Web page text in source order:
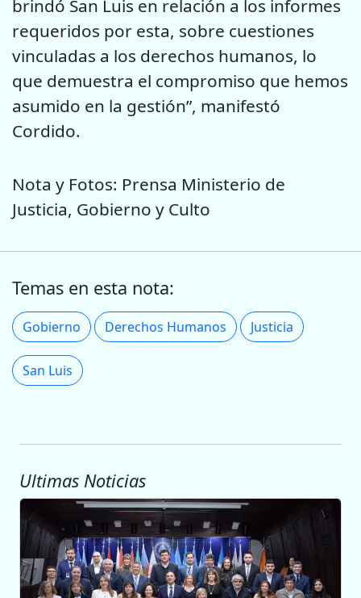
brindó San Luis en relación a los informes
requeridos por esta, sobre cuestiones
vinculadas a los derechos humanos, lo
que demuestra el compromiso que hemos
asumido en la gestión”, manifestó
Cordido.
Nota y Fotos: Prensa Ministerio de
Justicia, Gobierno y Culto
Temas en esta nota:
Gobierno Derechos Humanos Justicia
San Luis
Ultimas Noticias